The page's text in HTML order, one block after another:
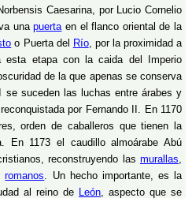
Caesarina, por Lucio Cornelio
unapuertaen el flanco oriental de la
o Puerta del Río, por la proximidad a
esta etapa con la caida del Imperio
de la que apenas se conserva
se suceden las luchas entre árabes y
por Fernando II. En 1170
orden de caballeros que tienen la
En 1173 el caudillo almoárabe Abú
reconstruyendo las murallas,
romanos. Un hecho importante, es la
al reino de León, aspecto que se